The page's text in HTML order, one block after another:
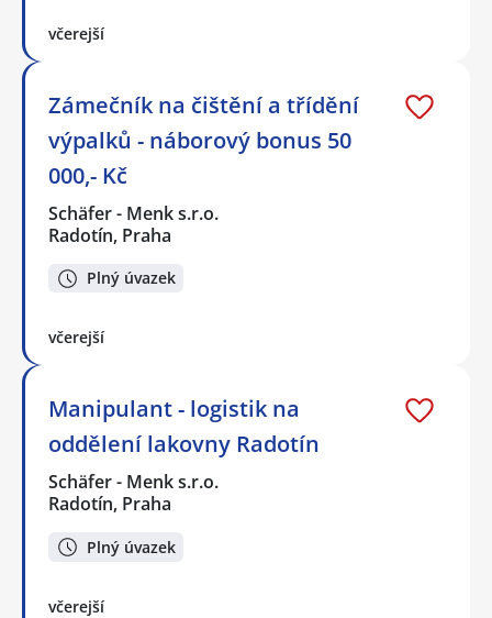
včerejší
Zámečník na čištění a třídění
výpalků - náborový bonus 50
000,- Kč
Schäfer - Menk s.r.o.
Radotín, Praha
Plný úvazek
včerejší
Manipulant - logistik na
oddělení lakovny Radotín
Schäfer - Menk s.r.o.
Radotín, Praha
Plný úvazek
včerejší